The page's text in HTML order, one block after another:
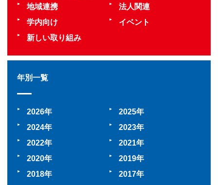
地域連携
法人関連
学内向け
イベント
新しい取り組み
年別一覧
2026
2025
2024
2023
2022
2021
2020
2019
2018
2017